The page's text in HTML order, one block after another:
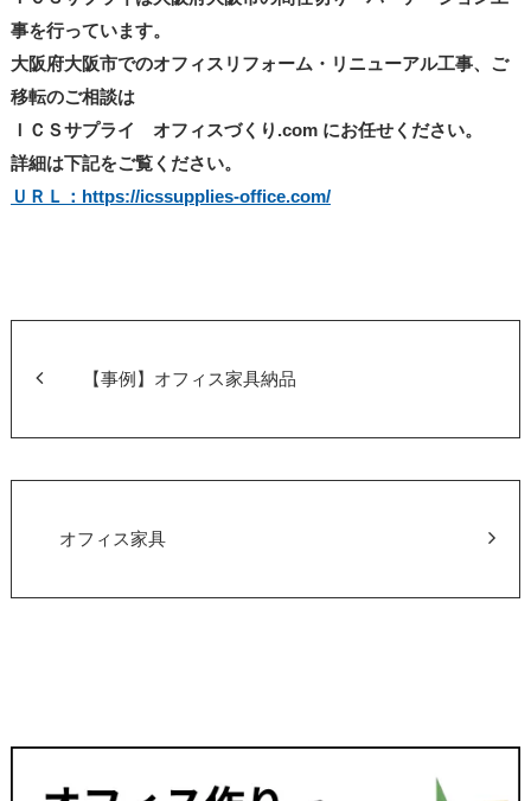
事を行っています。
大阪府大阪市でのオフィスリフォーム・リニューアル工事、ご
移転のご相談は
ＩＣＳサプライ オフィスづくり.com にお任せください。
詳細は下記をご覧ください。
ＵＲＬ：https://icssupplies-office.com/
【事例】オフィス家具納品
オフィス家具